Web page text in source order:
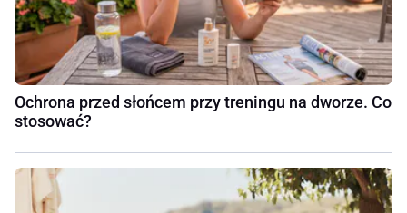
Ochrona przed słońcem przy treningu na dworze. Co
stosować?